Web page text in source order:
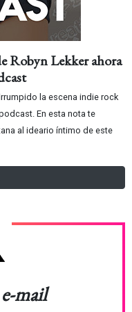
Robyn Lekker ahora
la escena indie rock
En esta nota te
al ideario íntimo de este
mail